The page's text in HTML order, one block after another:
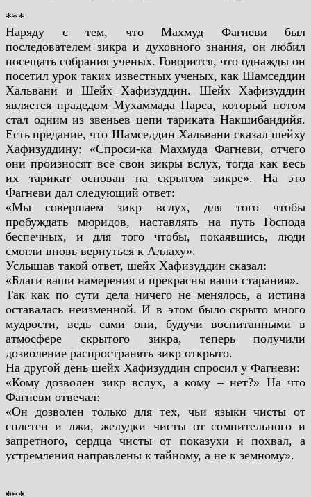
***
Наряду с тем, что Махмуд Фагневи был
последователем зикра и духовного знания, он любил
посещать собрания ученых. Говорится, что однажды он
посетил урок таких известных ученых, как Шамседдин
Хальвани и Шейх Хафизуддин. Шейх Хафизуддин
является прадедом Мухаммада Парса, который потом
стал одним из звеньев цепи тариката Накшибандийя.
Есть предание, что Шамседдин Хальвани сказал шейху
Хафизуддину: «Спроси-ка Махмуда Фагневи, отчего
они произносят все свои зикры вслух, тогда как весь
их тарикат основан на скрытом
зикре». На это
Фагневи дал следующий ответ:
«Мы совершаем зикр вслух, для того чтобы
пробуждать мюридов, наставлять на путь
Господа
беспечных, и для того чтобы, покаявшись, люди
смогли вновь вернуться к Аллаху».
Услышав такой ответ, шейх Хафизуддин сказал:
«Благи ваши намерения и прекрасны ваши старания».
Так как по сути дела ничего не менялось, а истина
оставалась неизменной. И в этом было скрыто много
мудрости, ведь сами они, будучи воспитанными в
атмосфере скрытого зикра, теперь
получили
дозволение распространять зикр открыто.
На другой день шейх Хафизуддин спросил у Фагневи:
«Кому дозволен зикр вслух, а кому – нет?» На что
Фагневи отвечал:
«Он дозволен только для тех, чьи языки чисты от
сплетен и лжи, желудки чисты от сомнительного и
запретного, сердца чисты от показухи и похвал, а
устремления направлены к тайному, а не к земному».